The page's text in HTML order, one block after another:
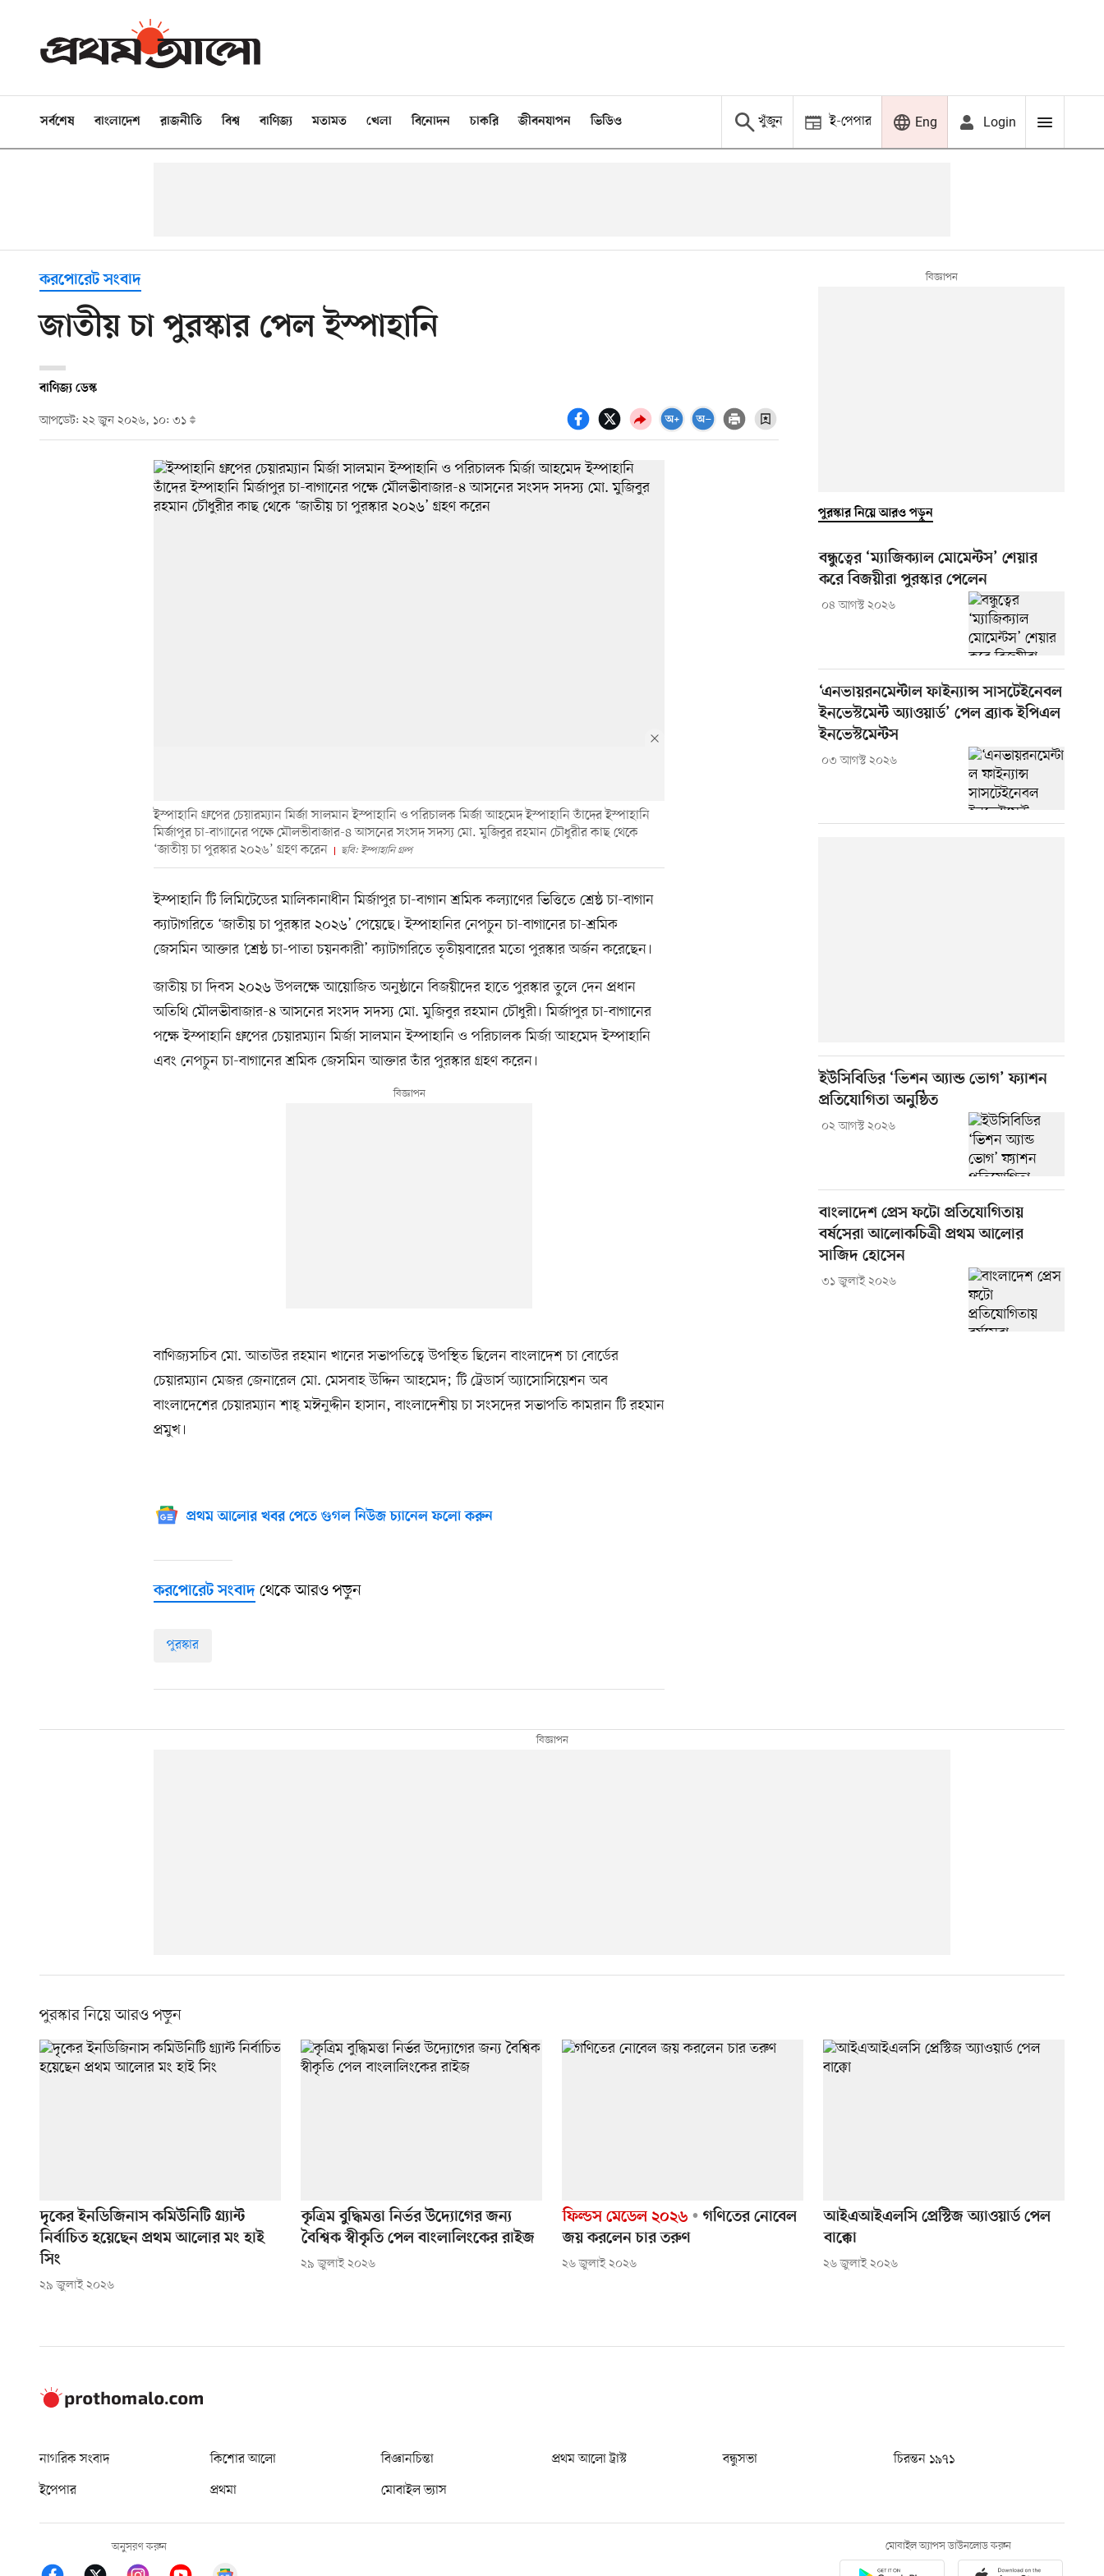
সর্বশেষ বাংলাদেশ রাজনীতি বিশ্ব বাণিজ্য মতামত খেলা বিনোদন চাকরি জীবনযাপন ভিডিও খুঁজুন ই-পেপার Eng Login
করপোরেট সংবাদ
জাতীয় চা পুরস্কার পেল ইস্পাহানি
বাণিজ্য ডেস্ক
আপডেট: ২২ জুন ২০২৬, ১০: ৩১
ইস্পাহানি গ্রুপের চেয়ারম্যান মির্জা সালমান ইস্পাহানি ও পরিচালক মির্জা আহমেদ ইস্পাহানি তাঁদের ইস্পাহানি
মির্জাপুর চা-বাগানের পক্ষে মৌলভীবাজার-৪ আসনের সংসদ সদস্য মো. মুজিবুর রহমান চৌধুরীর কাছ থেকে
‘জাতীয় চা পুরস্কার ২০২৬’ গ্রহণ করেন
ছবি: ইস্পাহানি গ্রুপ
ইস্পাহানি টি লিমিটেডের মালিকানাধীন মির্জাপুর চা-বাগান শ্রমিক কল্যাণের ভিত্তিতে শ্রেষ্ঠ চা-বাগান
ক্যাটাগরিতে ‘জাতীয় চা পুরস্কার ২০২৬’ পেয়েছে। ইস্পাহানির নেপচুন চা-বাগানের চা-শ্রমিক
জেসমিন আক্তার ‘শ্রেষ্ঠ চা-পাতা চয়নকারী’ ক্যাটাগরিতে তৃতীয়বারের মতো পুরস্কার অর্জন করেছেন।
জাতীয় চা দিবস ২০২৬ উপলক্ষে আয়োজিত অনুষ্ঠানে বিজয়ীদের হাতে পুরস্কার তুলে দেন প্রধান
অতিথি মৌলভীবাজার-৪ আসনের সংসদ সদস্য মো. মুজিবুর রহমান চৌধুরী। মির্জাপুর চা-বাগানের
পক্ষে ইস্পাহানি গ্রুপের চেয়ারম্যান মির্জা সালমান ইস্পাহানি ও পরিচালক মির্জা আহমেদ ইস্পাহানি
এবং নেপচুন চা-বাগানের শ্রমিক জেসমিন আক্তার তাঁর পুরস্কার গ্রহণ করেন।
বাণিজ্যসচিব মো. আতাউর রহমান খানের সভাপতিত্বে উপস্থিত ছিলেন বাংলাদেশ চা বোর্ডের
চেয়ারম্যান মেজর জেনারেল মো. মেসবাহ উদ্দিন আহমেদ; টি ট্রেডার্স অ্যাসোসিয়েশন অব
বাংলাদেশের চেয়ারম্যান শাহ্ মঈনুদ্দীন হাসান, বাংলাদেশীয় চা সংসদের সভাপতি কামরান টি রহমান
প্রমুখ।
প্রথম আলোর খবর পেতে গুগল নিউজ চ্যানেল ফলো করুন
করপোরেট সংবাদ থেকে আরও পড়ুন
পুরস্কার
পুরস্কার নিয়ে আরও পড়ুন
বন্ধুত্বের ‘ম্যাজিক্যাল মোমেন্টস’ শেয়ার
করে বিজয়ীরা পুরস্কার পেলেন
০৪ আগস্ট ২০২৬
‘এনভায়রনমেন্টাল ফাইন্যান্স সাসটেইনেবল
ইনভেস্টমেন্ট অ্যাওয়ার্ড’ পেল ব্র্যাক ইপিএল
ইনভেস্টমেন্টস
০৩ আগস্ট ২০২৬
ইউসিবিডির ‘ভিশন অ্যান্ড ভোগ’ ফ্যাশন
প্রতিযোগিতা অনুষ্ঠিত
০২ আগস্ট ২০২৬
বাংলাদেশ প্রেস ফটো প্রতিযোগিতায়
বর্ষসেরা আলোকচিত্রী প্রথম আলোর
সাজিদ হোসেন
৩১ জুলাই ২০২৬
পুরস্কার নিয়ে আরও পড়ুন
দৃকের ইনডিজিনাস কমিউনিটি গ্র্যান্ট
নির্বাচিত হয়েছেন প্রথম আলোর মং হাই
সিং
২৯ জুলাই ২০২৬
কৃত্রিম বুদ্ধিমত্তা নির্ভর উদ্যোগের জন্য
বৈশ্বিক স্বীকৃতি পেল বাংলালিংকের রাইজ
২৯ জুলাই ২০২৬
ফিল্ডস মেডেল ২০২৬
গণিতের নোবেল
জয় করলেন চার তরুণ
২৬ জুলাই ২০২৬
আইএআইএলসি প্রেস্টিজ অ্যাওয়ার্ড পেল
বাক্কো
২৬ জুলাই ২০২৬
নাগরিক সংবাদ কিশোর আলো বিজ্ঞানচিন্তা প্রথম আলো ট্রাস্ট বন্ধুসভা
চিরন্তন ১৯৭১
ইপেপার
প্রথমা মোবাইল ভ্যাস
অনুসরণ করুন মোবাইল অ্যাপস ডাউনলোড করুন